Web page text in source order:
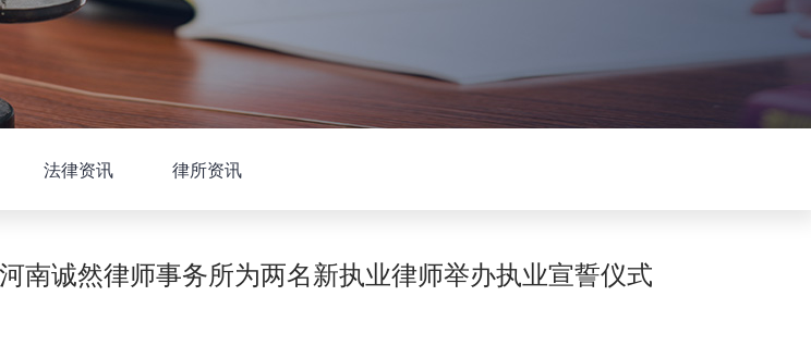
法律资讯 律所资讯
诚然律师事务所为两名新执业律师举办执业宣誓仪式